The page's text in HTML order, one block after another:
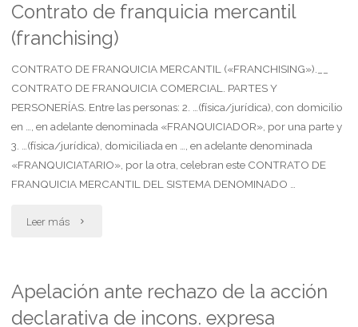
Contrato de franquicia mercantil
(franchising)
CONTRATO DE FRANQUICIA MERCANTIL («FRANCHISING»).__
CONTRATO DE FRANQUICIA COMERCIAL. PARTES Y
PERSONERÍAS. Entre las personas: 2. …(física/jurídica), con domicilio
en …, en adelante denominada «FRANQUICIADOR», por una parte y
3. …(física/jurídica), domiciliada en …, en adelante denominada
«FRANQUICIATARIO», por la otra, celebran este CONTRATO DE
FRANQUICIA MERCANTIL DEL SISTEMA DENOMINADO …
Leer más "Contrato
franquicia
mercantil
Apelación ante rechazo de la acción
declarativa de incons. expresa